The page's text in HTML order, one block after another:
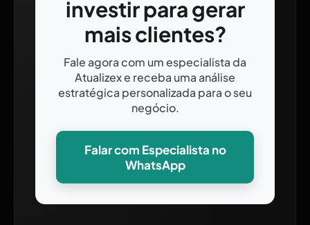
investir para gerar
mais clientes?
Fale agora com um especialista da
Atualizex e receba uma análise
estratégica personalizada para o seu
negócio.
Falar com Especialista no
WhatsApp